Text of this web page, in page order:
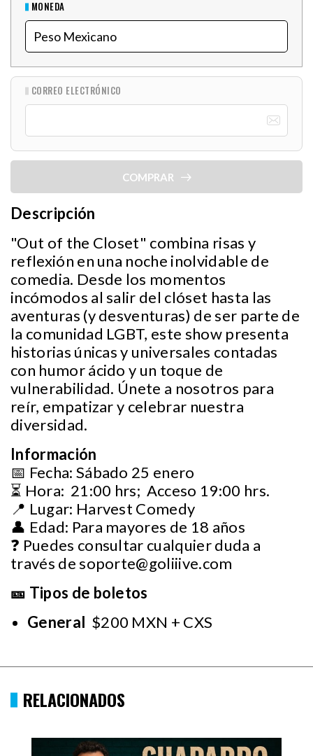
MONEDA
CORREO ELECTRÓNICO
COMPRAR
Descripción
"Out of the Closet" combina risas y
reflexión en una noche inolvidable de
comedia. Desde los momentos
incómodos al salir del clóset hasta las
aventuras (y desventuras) de ser parte de
la comunidad LGBT, este show presenta
historias únicas y universales contadas
con humor ácido y un toque de
vulnerabilidad. Únete a nosotros para
reír, empatizar y celebrar nuestra
diversidad.
Información
📅 Fecha: Sábado 25 enero
⏳ Hora: 21:00 hrs; Acceso 19:00 hrs.
📍 Lugar: Harvest Comedy
👤 Edad: Para mayores de 18 años
❓ Puedes consultar cualquier duda a
través desoporte@goliiive.com
🎫 Tipos de boletos
General $200 MXN + CXS
RELACIONADOS